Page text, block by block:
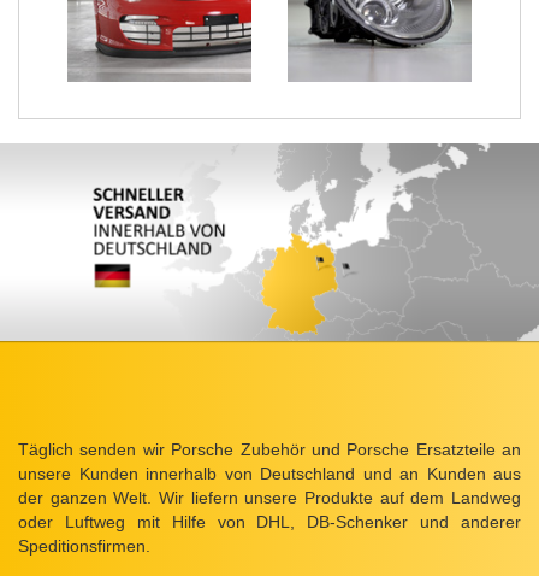
Täglich senden wir Porsche Zubehör und Porsche Ersatzteile an
unsere Kunden innerhalb von Deutschland und an Kunden aus
der ganzen Welt. Wir liefern unsere Produkte auf dem Landweg
oder Luftweg mit Hilfe von DHL, DB-Schenker und anderer
Speditionsfirmen.